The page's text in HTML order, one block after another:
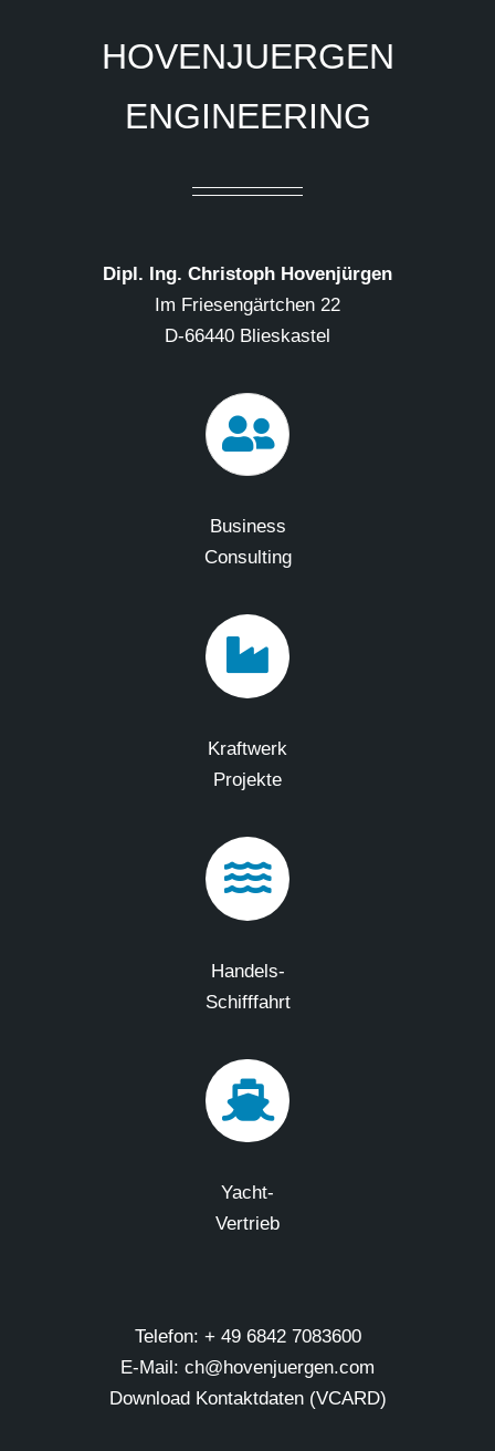
HOVENJUERGEN
ENGINEERING
Dipl. Ing. Christoph Hovenjürgen
Im Friesengärtchen 22
D-66440 Blieskastel
Business
Consulting
Kraftwerk
Projekte
Handels-
Schifffahrt
Yacht-
Vertrieb
Telefon: + 49 6842 7083600
E-Mail: ch@hovenjuergen.com
Download Kontaktdaten (VCARD)